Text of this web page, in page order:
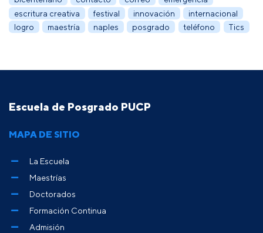
escritura creativa
festival innovación
internacional
logro
maestría naples posgrado teléfono Tics
Escuela de Posgrado PUCP
MAPA DE SITIO
La Escuela
Maestrías
Doctorados
Formación Continua
Admisión